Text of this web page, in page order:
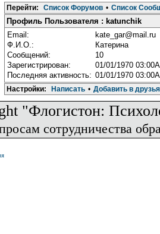
Перейти: Список Форумов • Список
Профиль Пользователя : katunchik
Email:
kate_gar@mail.ru
Ф.И.О.:
Катерина
Сообщений:
10
Зарегистрирован:
01/01/1970
Последняя активность: 01/01/1970
Настройки: Написать • Добавить в друзья
"Флогистон:
сотрудничества